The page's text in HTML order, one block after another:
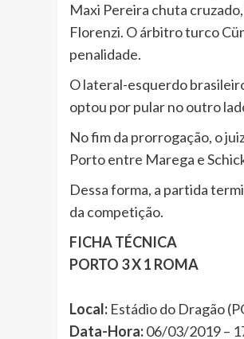
Maxi Pereira chuta
Florenzi. O árbitro turco
penalidade.
O lateral-esquerdo
optou por pular no outro
No fim da prorrogação, o
Porto entre Marega e
Dessa forma, a partida
da competição.
FICHA TÉCNICA
PORTO 3 X 1 ROMA
Local: Estádio do Dragão
Data-Hora:06/03/2019 –